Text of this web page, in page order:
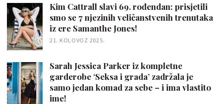
Kim Cattrall slavi 69. rođendan: prisjetili
smo se 7 njezinih veličanstvenih trenutaka
iz ere Samanthe Jones!
21. KOLOVOZ 2025.
Sarah Jessica Parker iz kompletne
garderobe ‘Seksa i grada’ zadržala je
samo jedan komad za sebe – i ima vlastito
ime!